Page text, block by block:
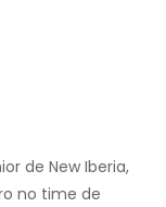
de New Iberia,
no time de